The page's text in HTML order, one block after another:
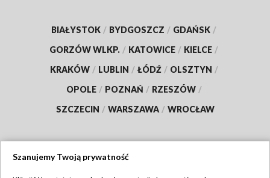
BIAŁYSTOK / BYDGOSZCZ / GDAŃSK /
GORZÓW WLKP. / KATOWICE / KIELCE /
KRAKÓW / LUBLIN / ŁÓDŹ / OLSZTYN /
OPOLE / POZNAŃ / RZESZÓW /
SZCZECIN / WARSZAWA / WROCŁAW
Szanujemy Twoją prywatność